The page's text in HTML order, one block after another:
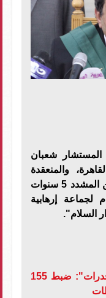
برئاسة المستشار شعبان
والمنعقدة
بمعهد أمناء الشرطة بطرة، بالسجن المشدد 5 سنوات
لجماعة إرهابية
السلام".
أخبار الحوادث اليوم "مكافحة المخدرات": ضبط 155